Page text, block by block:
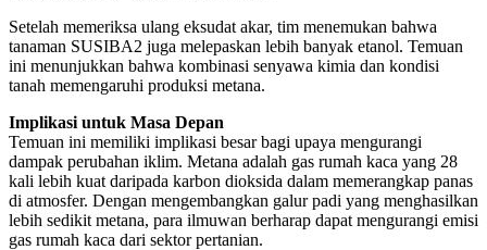
Setelah memeriksa ulang eksudat akar, tim menemukan bahwa
tanaman SUSIBA2 juga melepaskan lebih banyak etanol. Temuan
ini menunjukkan bahwa kombinasi senyawa kimia dan kondisi
tanah memengaruhi produksi metana.
Implikasi untuk Masa Depan
Temuan ini memiliki implikasi besar bagi upaya mengurangi
dampak perubahan iklim. Metana adalah gas rumah kaca yang 28
kali lebih kuat daripada karbon dioksida dalam memerangkap panas
di atmosfer. Dengan mengembangkan galur padi yang menghasilkan
lebih sedikit metana, para ilmuwan berharap dapat mengurangi emisi
gas rumah kaca dari sektor pertanian.